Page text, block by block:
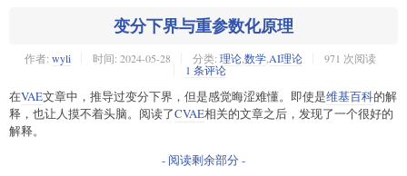
变分下界与重参数化原理
作者: wyli 时间: 2024-05-28 分类: 理论,数学,AI理论
971 次阅读
1 条评论
在VAE文章中，推导过变分下界，但是感觉晦涩难懂。即使是维基百科的解
释，也让人摸不着头脑。阅读了CVAE相关的文章之后，发现了一个很好的
解释。
- 阅读剩余部分 -